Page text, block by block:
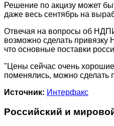
Решение по акцизу может
даже весь сентябрь на
Отвечая на вопросы об
возможно сделать привязку
что основные поставки
"Цены сейчас очень
поменялись, можно сделать
Источник: Интерфакс
Российский и